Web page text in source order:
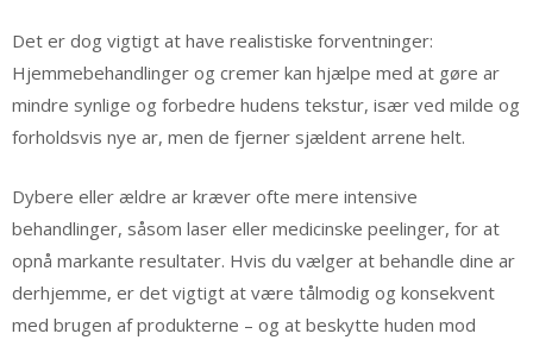
Det er dog vigtigt at have realistiske forventninger:
Hjemmebehandlinger og cremer kan hjælpe med at gøre ar
mindre synlige og forbedre hudens tekstur, især ved milde og
forholdsvis nye ar, men de fjerner sjældent arrene helt.
Dybere eller ældre ar kræver ofte mere intensive
behandlinger, såsom laser eller medicinske peelinger, for at
opnå markante resultater. Hvis du vælger at behandle dine ar
derhjemme, er det vigtigt at være tålmodig og konsekvent
med brugen af produkterne – og at beskytte huden mod